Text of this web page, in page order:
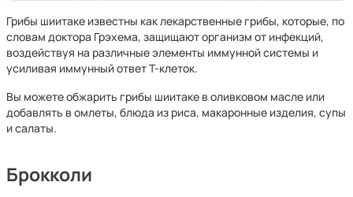
Грибы шиитаке известны как лекарственные грибы, которые, по
словам доктора Грэхема, защищают организм от инфекций,
воздействуя на различные элементы иммунной системы и
усиливая иммунный ответ Т-клеток.
Вы можете обжарить грибы шиитаке в оливковом масле или
добавлять в омлеты, блюда из риса, макаронные изделия, супы
и салаты.
Брокколи